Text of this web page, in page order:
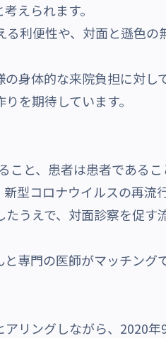
えられます。
利便性や、対面と遜色の
身体的な来院負担に対
を期待しています。
と、患者は患者であるこ
型コロナウイルスの再流
うえで、対面診察を促す
専門の医師がマッチング
リングしながら、2020年